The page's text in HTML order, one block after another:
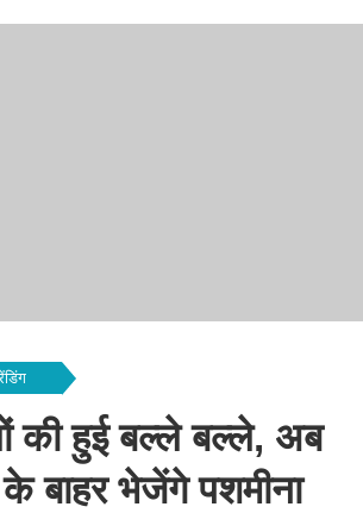
की हुई बल्ले बल्ले, अब
के बाहर भेजेंगे पशमीना